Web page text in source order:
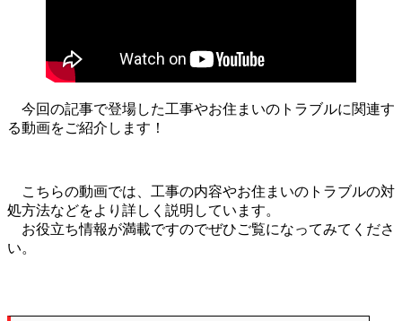
今回の記事で登場した工事やお住まいのトラブルに関連す
る動画をご紹介します！
こちらの動画では、工事の内容やお住まいのトラブルの対
処方法などをより詳しく説明しています。
お役立ち情報が満載ですのでぜひご覧になってみてくださ
い。